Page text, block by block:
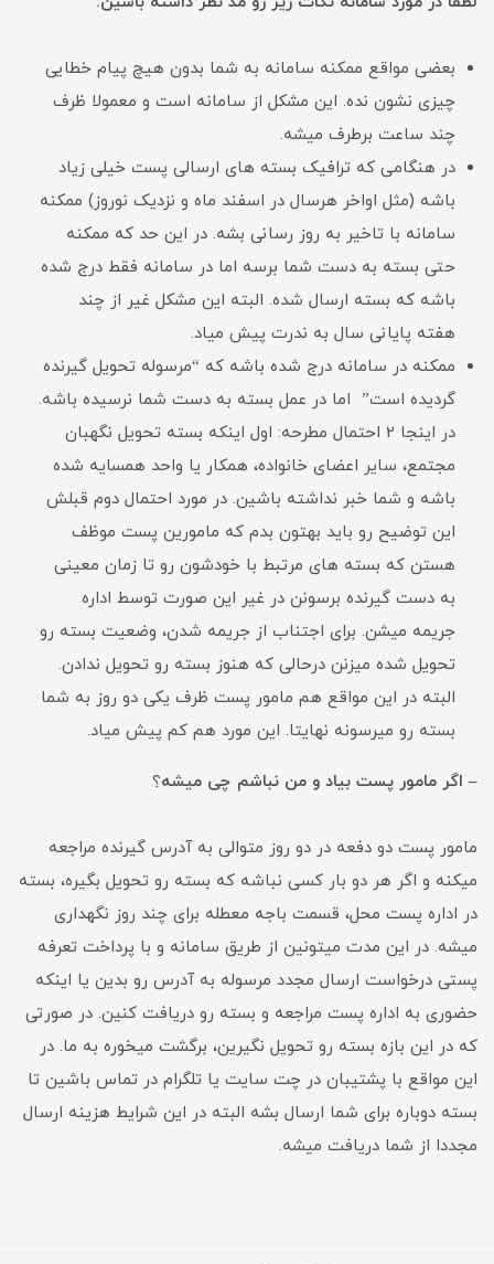
بعضی مواقع ممکنه سامانه به شما بدون هیچ پیام خطایی
چیزی نشون نده. این مشکل از سامانه است و معمولا ظرف
چند ساعت برطرف میشه.
در هنگامی که ترافیک بسته های ارسالی پست خیلی زیاد
باشه (مثل اواخر هرسال در اسفند ماه و نزدیک نوروز) ممکنه
سامانه با تاخیر به روز رسانی بشه. در این حد که ممکنه
حتی بسته به دست شما برسه اما در سامانه فقط درج شده
باشه که بسته ارسال شده. البته این مشکل غیر از چند
هفته پایانی سال به ندرت پیش میاد.
ممکنه در سامانه درج شده باشه که “مرسوله تحویل گیرنده
گردیده است” اما در عمل بسته به دست شما نرسیده باشه.
در اینجا 2 احتمال مطرحه: اول اینکه بسته تحویل نگهبان
مجتمع، سایر اعضای خانواده، همکار یا واحد همسایه شده
باشه و شما خبر نداشته باشین. در مورد احتمال دوم قبلش
این توضیح رو باید بهتون بدم که مامورین پست موظف
هستن که بسته های مرتبط با خودشون رو تا زمان معینی
به دست گیرنده برسونن در غیر این صورت توسط اداره
جریمه میشن. برای اجتناب از جریمه شدن، وضعیت بسته رو
تحویل شده میزنن درحالی که هنوز بسته رو تحویل ندادن.
البته در این مواقع هم مامور پست ظرف یکی دو روز به شما
بسته رو میرسونه نهایتا. این مورد هم کم پیش میاد.
– اگر مامور پست بیاد و من نباشم چی میشه؟
مامور پست دو دفعه در دو روز متوالی به آدرس گیرنده مراجعه
میکنه و اگر هر دو بار کسی نباشه که بسته رو تحویل بگیره، بسته
در اداره پست محل، قسمت باجه معطله برای چند روز نگهداری
میشه. در این مدت میتونین از طریق سامانه و با پرداخت تعرفه
پستی درخواست ارسال مجدد مرسوله به آدرس رو بدین یا اینکه
حضوری به اداره پست مراجعه و بسته رو دریافت کنین. در صورتی
که در این بازه بسته رو تحویل نگیرین، برگشت میخوره به ما. در
این مواقع با پشتیبان در چت سایت یا تلگرام در تماس باشین تا
بسته دوباره برای شما ارسال بشه البته در این شرایط هزینه ارسال
مجددا از شما دریافت میشه.